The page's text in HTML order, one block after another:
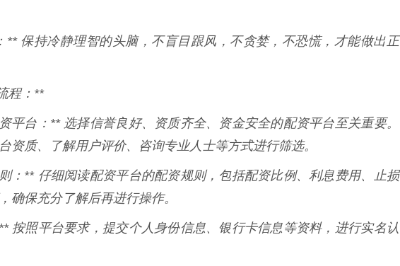
** 保持冷静理智的头脑，不盲目跟风，不贪婪，不恐慌，才能做出正
程：**
平台：** 选择信誉良好、资质齐全、资金安全的配资平台至关重要。
资质、了解用户评价、咨询专业人士等方式进行筛选。
：** 仔细阅读配资平台的配资规则，包括配资比例、利息费用、止损
确保充分了解后再进行操作。
按照平台要求，提交个人身份信息、银行卡信息等资料，进行实名认